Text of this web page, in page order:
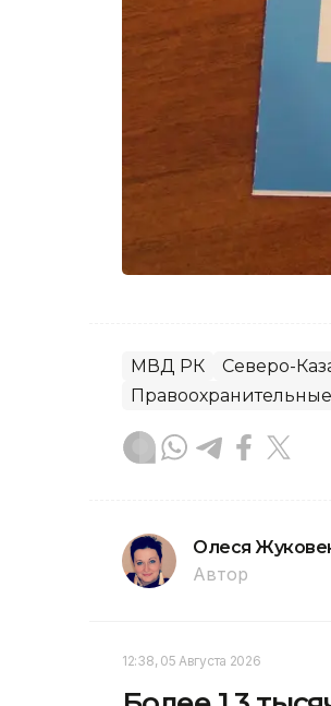
МВД РК Северо-
Олеся
Автор
12:38, 05 Августа 2026